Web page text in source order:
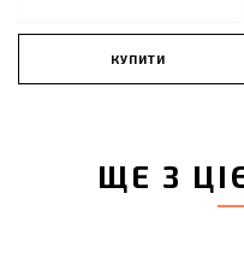
КУПИТИ
ЩЕ З